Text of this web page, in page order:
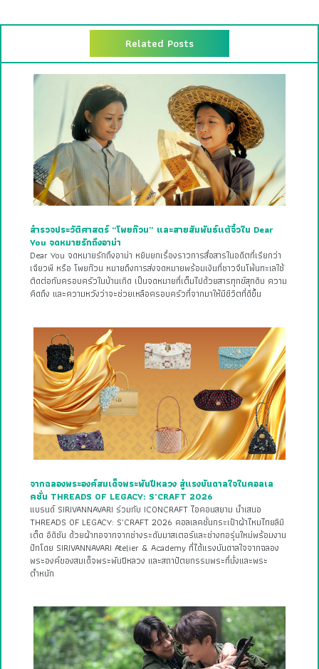
Related Posts
สำรวจประวัติศาสตร์ “โพยก๊วน” และสายสัมพันธ์แต้จิ๋วใน Dear
You จดหมายรักถึงอาม่า
Dear You จดหมายรักถึงอาม่า หยิบยกเรื่องราวการสื่อสารในอดีตที่เรียกว่า
เฉียวพี หรือ โพยก๊วน หมายถึงการส่งจดหมายพร้อมเงินที่ชาวจีนโพ้นทะเลใช้
ติดต่อกับครอบครัวในบ้านเกิด เป็นจดหมายที่เต็มไปด้วยสารทุกข์สุกดิบ ความ
คิดถึง และความหวังว่าจะช่วยเหลือครอบครัวที่จากมาให้มีชีวิตที่ดีขึ้น
จากฉลองพระองค์สมเด็จพระพันปีหลวง สู่แรงบันดาลใจในคอลเล
คชั่น THREADS OF LEGACY: S’CRAFT 2026
แบรนด์ SIRIVANNAVARI ร่วมกับ ICONCRAFT ไอคอนสยาม นำเสนอ
THREADS OF LEGACY: S’CRAFT 2026 คอลเลคชั่นกระเป๋าผ้าไหมไทยลิมิ
เต็ด อิดิชัน ด้วยผ้าทอจากจากช่างระดับมาสเตอร์และช่างทอรุ่นใหม่พร้อมงาน
ปักโดย SIRIVANNAVARI Atelier & Academy ที่ได้แรงบันดาลใจจากฉลอง
พระองค์ของสมเด็จพระพันปีหลวง และสถาปัตยกรรมพระที่นั่งและพระ
ตำหนัก